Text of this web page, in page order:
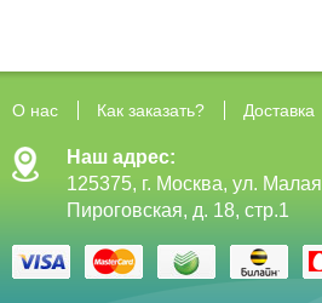
О нас Как заказать? Доставка
Наш адрес:
125375, г. Москва, ул. Малая
Пироговская, д. 18, стр.1